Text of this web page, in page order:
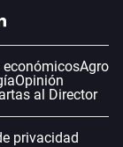
económicosAgro
Opinión
al Director
privacidad